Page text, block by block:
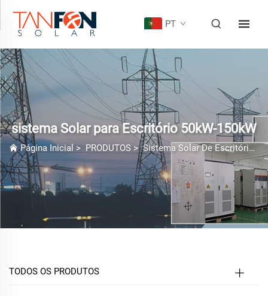
PT
sistema Solar para Escritório 50kW-150kW
Página Inicial > PRODUTOS >Sistema Solar De Escritório >
TODOS OS PRODUTOS